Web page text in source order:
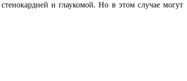
и глаукомой. Но в этом случае могут